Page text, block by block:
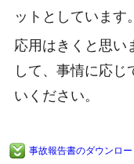
ットとしています。
応用はきくと思い
して、事情に応じ
いください。
事故報告書のダウンロー